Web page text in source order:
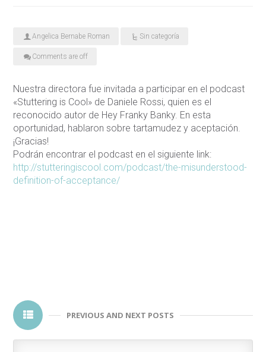
Angelica Bernabe Roman Sin categoría
Comments are off
Nuestra directora fue invitada a participar en el podcast
«Stuttering is Cool» de Daniele Rossi, quien es el
reconocido autor de Hey Franky Banky. En esta
oportunidad, hablaron sobre tartamudez y aceptación.
¡Gracias!
Podrán encontrar el podcast en el siguiente link:
http://stutteringiscool.com/podcast/the-misunderstood-
definition-of-acceptance/
PREVIOUS AND NEXT POSTS